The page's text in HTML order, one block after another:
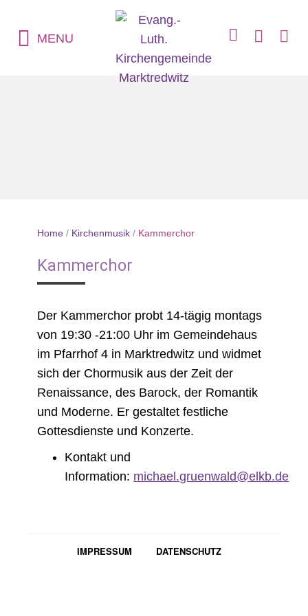
MENU
Home / Kirchenmusik / Kammerchor
Kammerchor
Der Kammerchor probt 14-tägig montags
von 19:30 -21:00 Uhr im Gemeindehaus
im Pfarrhof 4 in Marktredwitz und widmet
sich der Chormusik aus der Zeit der
Renaissance, des Barock, der Romantik
und Moderne. Er gestaltet festliche
Gottesdienste und Konzerte.
Kontakt und
Information: michael.gruenwald@elkb.de
IMPRESSUM DATENSCHUTZ